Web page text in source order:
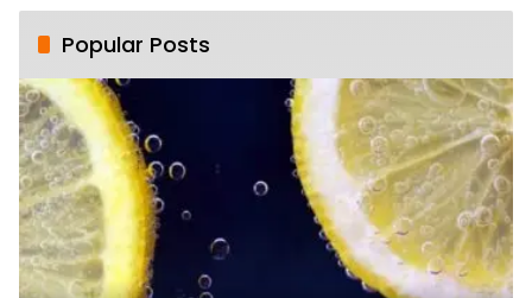
Popular Posts